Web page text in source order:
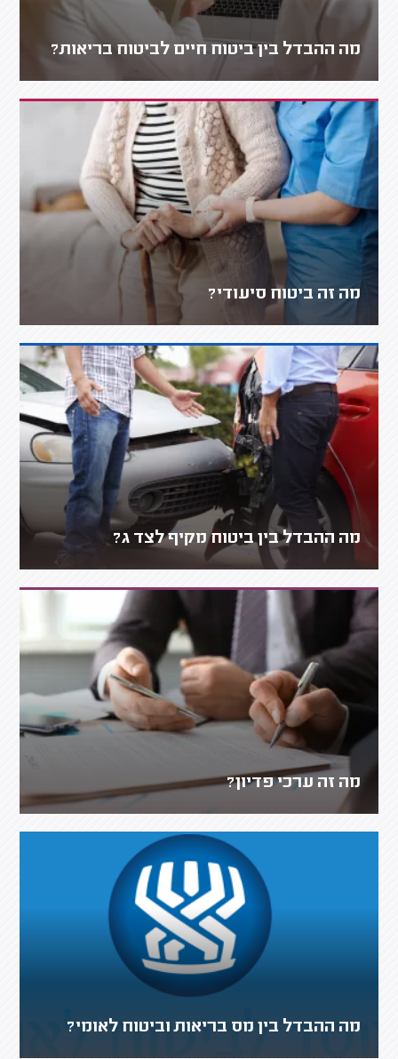
מה ההבדל בין ביטוח חיים לביטוח בריאות?
מה זה ביטוח סיעודי?
מה ההבדל בין ביטוח מקיף לצד ג?
מה זה ערכי פדיון?
מה ההבדל בין מס בריאות וביטוח לאומי?